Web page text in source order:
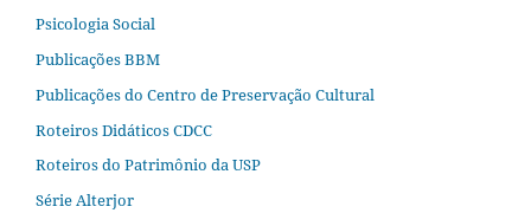
Psicologia Social
Publicações BBM
Publicações do Centro de Preservação Cultural
Roteiros Didáticos CDCC
Roteiros do Patrimônio da USP
Série Alterjor